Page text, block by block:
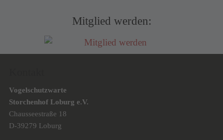
Mitglied werden:
Vogelschutzwarte
Storchenhof Loburg e.V.
Chausseestraße 18
D-39279 Loburg